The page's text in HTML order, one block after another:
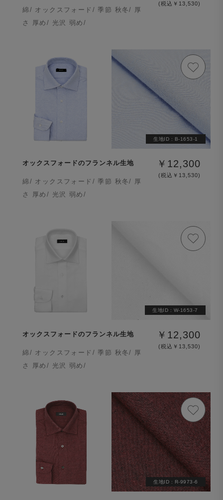
綿/ オックスフォード/ 季節 秋冬/ 厚
さ 厚め/ 光沢 弱め/
(税込￥13,530)
生地ID : B-1653-1
オックスフォードのフランネル生地
綿/ オックスフォード/ 季節 秋冬/ 厚
さ 厚め/ 光沢 弱め/
￥12,300
(税込￥13,530)
生地ID : W-1653-7
オックスフォードのフランネル生地
綿/ オックスフォード/ 季節 秋冬/ 厚
さ 厚め/ 光沢 弱め/
￥12,300
(税込￥13,530)
生地ID : R-9973-6